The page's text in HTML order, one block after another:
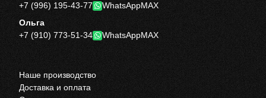
+7 (996) 195-43-77
WhatsAppMAX
Ольга
+7 (910) 773-51-34
WhatsAppMAX
Наше производство
Доставка и оплата